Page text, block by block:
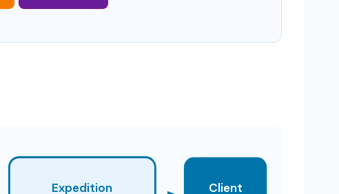
Expedition Client